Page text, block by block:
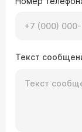
Текст